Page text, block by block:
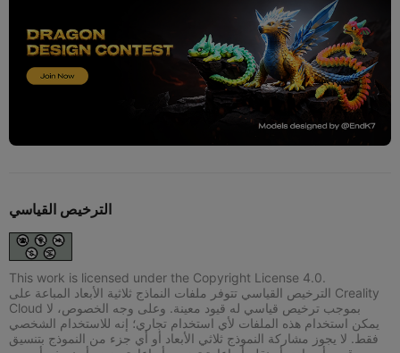
الترخيص القياسي
This work is licensed under the Copyright License 4.0.
الترخيص القياسي تتوفر ملفات النماذج ثلاثية الأبعاد المباعة على Creality
Cloud بموجب ترخيص قياسي له قيود معينة. وعلى وجه الخصوص، لا
يمكن استخدام هذه الملفات لأي استخدام تجاري؛ إنه للاستخدام الشخصي
فقط. لا يجوز مشاركة النموذج ثلاثي الأبعاد أو أي جزء من النموذج بتنسيق